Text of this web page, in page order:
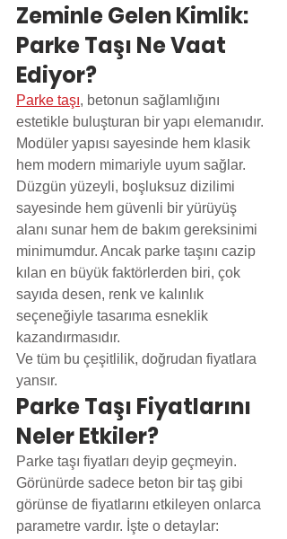
Zeminle Gelen Kimlik:
Parke Taşı Ne Vaat
Ediyor?
Parke taşı, betonun sağlamlığını
estetikle buluşturan bir yapı elemanıdır.
Modüler yapısı sayesinde hem klasik
hem modern mimariyle uyum sağlar.
Düzgün yüzeyli, boşluksuz dizilimi
sayesinde hem güvenli bir yürüyüş
alanı sunar hem de bakım gereksinimi
minimumdur. Ancak parke taşını cazip
kılan en büyük faktörlerden biri, çok
sayıda desen, renk ve kalınlık
seçeneğiyle tasarıma esneklik
kazandırmasıdır.
Ve tüm bu çeşitlilik, doğrudan fiyatlara
yansır.
Parke Taşı Fiyatlarını
Neler Etkiler?
Parke taşı fiyatları deyip geçmeyin.
Görünürde sadece beton bir taş gibi
görünse de fiyatlarını etkileyen onlarca
parametre vardır. İşte o detaylar: